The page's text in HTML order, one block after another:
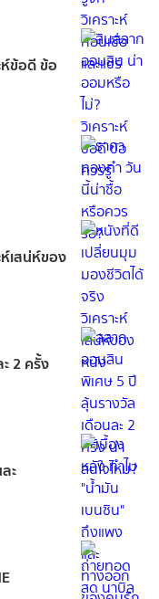
ข้อดี ข้อ
เสน่ห์ของ
2 ครั้ง
ะ